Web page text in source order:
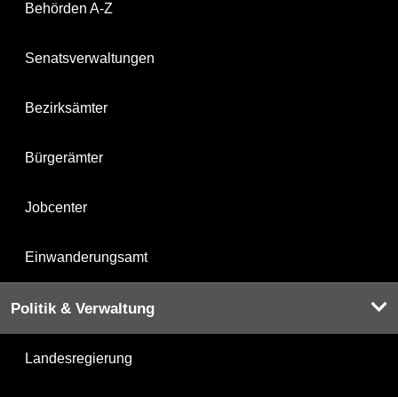
Behörden A-Z
Senatsverwaltungen
Bezirksämter
Bürgerämter
Jobcenter
Einwanderungsamt
Politik & Verwaltung
Landesregierung